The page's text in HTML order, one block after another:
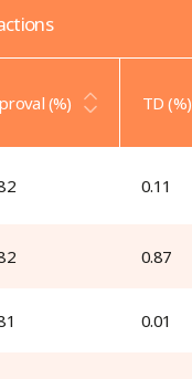
(%) TD (%)
0.11
0.87
0.01